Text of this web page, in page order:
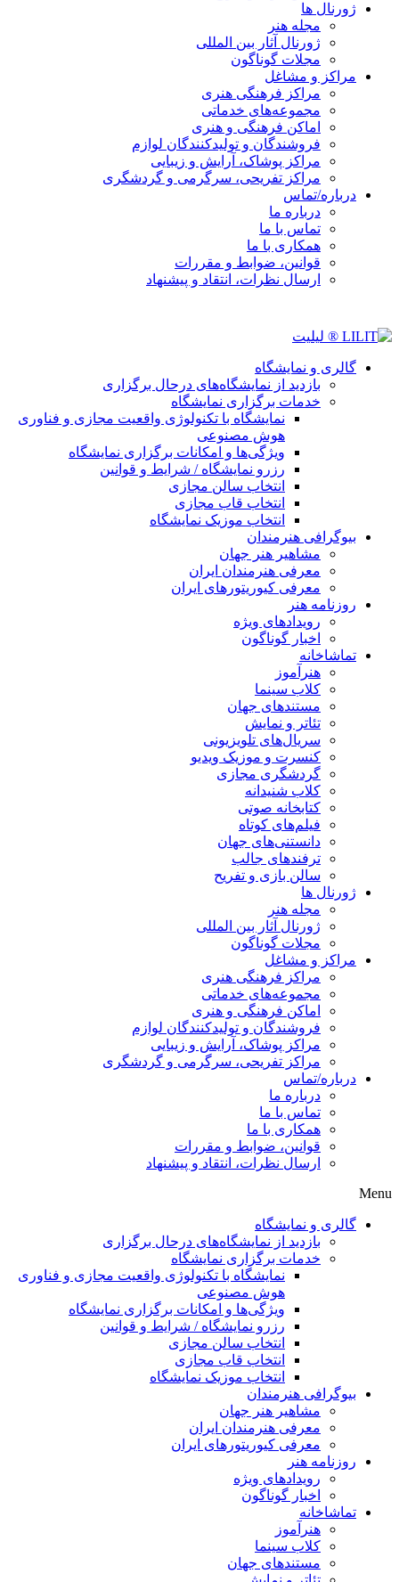
ژورنال ها
مجله هنر
ژورنال آثار بین المللی
مجلات گوناگون
مراکز و مشاغل
مراکز فرهنگی هنری
مجموعه‌های خدماتی
اماکن فرهنگی و هنری
فروشندگان و تولیدکنندگان لوازم
مراکز پوشاک، آرایش و زیبایی
مراکز تفریحی، سرگرمی و گردشگری
درباره/تماس
درباره ما
تماس با ما
همکاری با ما
قوانین، ضوابط و مقررات
ارسال نظرات، انتقاد و پیشنهاد
گالری و نمایشگاه
بازدید از نمایشگاه‌های درحال برگزاری
خدمات برگزاری نمایشگاه
نمایشگاه با تکنولوژی واقعیت مجازی و فناوری
هوش مصنوعی
ویژگی‌ها و امکانات برگزاری نمایشگاه
رزرو نمایشگاه / شرایط و قوانین
انتخاب سالن مجازی
انتخاب قاب مجازی
انتخاب موزیک نمایشگاه
بیوگرافی هنرمندان
مشاهیر هنر جهان
معرفی هنرمندان ایران
معرفی کیوریتورهای ایران
روزنامه هنر
رویدادهای ویژه
اخبار گوناگون
تماشاخانه
هنرآموز
کلاب سینما
مستندهای جهان
تئاتر و نمایش
سریال‌های تلویزیونی
کنسرت و موزیک ویدیو
گردشگری مجازی
کلاب شنیدانه
کتابخانه صوتی
فیلم‌های کوتاه
دانستنی‌های جهان
ترفندهای جالب
سالن بازی و تفریح
ژورنال ها
مجله هنر
ژورنال آثار بین المللی
مجلات گوناگون
مراکز و مشاغل
مراکز فرهنگی هنری
مجموعه‌های خدماتی
اماکن فرهنگی و هنری
فروشندگان و تولیدکنندگان لوازم
مراکز پوشاک، آرایش و زیبایی
مراکز تفریحی، سرگرمی و گردشگری
درباره/تماس
درباره ما
تماس با ما
همکاری با ما
قوانین، ضوابط و مقررات
ارسال نظرات، انتقاد و پیشنهاد
Menu
گالری و نمایشگاه
بازدید از نمایشگاه‌های درحال برگزاری
خدمات برگزاری نمایشگاه
نمایشگاه با تکنولوژی واقعیت مجازی و فناوری
هوش مصنوعی
ویژگی‌ها و امکانات برگزاری نمایشگاه
رزرو نمایشگاه / شرایط و قوانین
انتخاب سالن مجازی
انتخاب قاب مجازی
انتخاب موزیک نمایشگاه
بیوگرافی هنرمندان
مشاهیر هنر جهان
معرفی هنرمندان ایران
معرفی کیوریتورهای ایران
روزنامه هنر
رویدادهای ویژه
اخبار گوناگون
تماشاخانه
هنرآموز
کلاب سینما
مستندهای جهان